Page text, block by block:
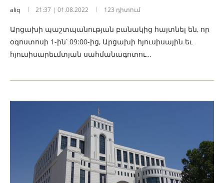
aliq 21:37 | 01.08.2022 123 դիտում
Արցախի պաշտպանության բանակից հայտնել են, որ
օգոստոսի 1-ին՝ 09:00-ից, Արցախի հյուսիսային եւ
հյուսիսարեւմտյան սահմանագոտու…